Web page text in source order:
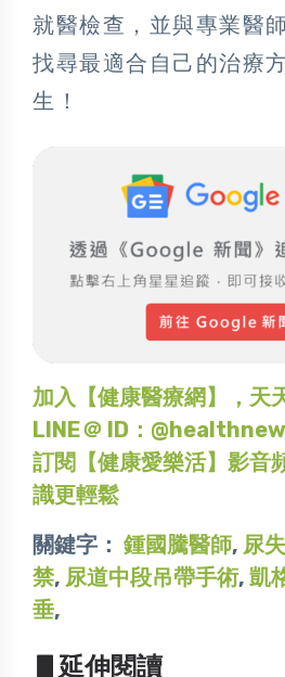
就醫檢查，並與專業醫
找尋最適合自己的治療
生！
加入【健康醫療網】，天
LINE＠ ID：
訂閱【健康愛樂活】影音
識更輕鬆
關鍵字： 鍾國騰醫師, 尿
禁, 尿道中段吊帶手術, 凱
垂,
▋延伸閱讀